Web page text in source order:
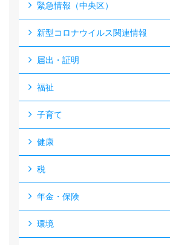
緊急情報（中央区）
新型コロナウイルス関連情報
届出・証明
福祉
子育て
健康
税
年金・保険
環境